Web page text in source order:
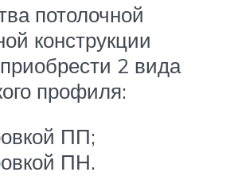
потолочной
конструкции
2 вида
профиля:
ПП;
ПН.